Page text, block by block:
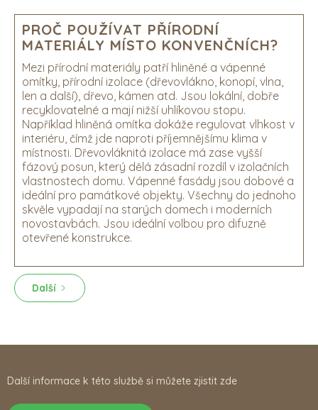
PROČ POUŽÍVAT PŘÍRODNÍ
MATERIÁLY MÍSTO KONVENČNÍCH?
Mezi přírodní materiály patří hliněné a vápenné
omítky, přírodní izolace (dřevovlákno, konopí, vlna,
len a další), dřevo, kámen atd. Jsou lokální, dobře
recyklovatelné a mají nižší uhlíkovou stopu.
Například hliněná omítka dokáže regulovat vlhkost v
interiéru, čímž jde naproti příjemnějšímu klima v
místnosti. Dřevovláknitá izolace má zase vyšší
fázový posun, který dělá zásadní rozdíl v izolačních
vlastnostech domu. Vápenné fasády jsou dobové a
ideální pro památkové objekty. Všechny do jednoho
skvěle vypadají na starých domech i moderních
novostavbách. Jsou ideální volbou pro difuzně
otevřené konstrukce.
Další
Další informace k této službě si můžete zjistit zde